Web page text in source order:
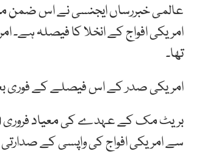
عالمی خبررساں ایجنسی نے اس
امریکی افواج کے انخلا کا فیصلہ ہے۔
تھا۔
امریکی صدر کے اس فیصلے کے فوری
سے امریکی افواج کی واپسی کے